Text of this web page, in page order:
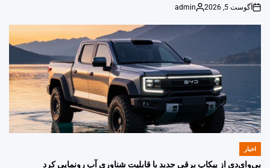
on
آگوست 5, 2026
Posted
admin
POSTED
اخبار
بی‌وای‌دی از پیکاپ برقی جدید با قابلیت شناوری آب رونمایی کرد